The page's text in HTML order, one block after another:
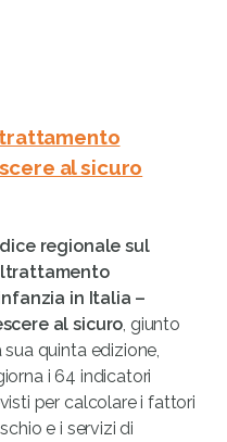
al sicuro
regionale sul
in Italia –
al sicuro , giunto
sua quinta edizione,
i 64 indicatori
per calcolare i fattori
e i servizi di